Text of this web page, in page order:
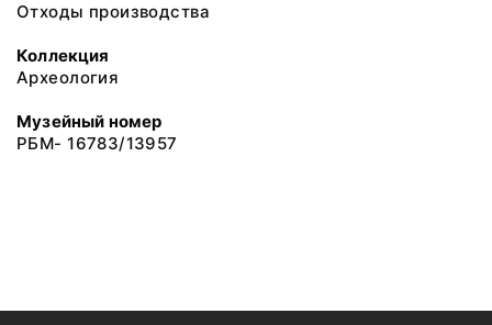
Отходы производства
Коллекция
Археология
Музейный номер
РБМ- 16783/13957